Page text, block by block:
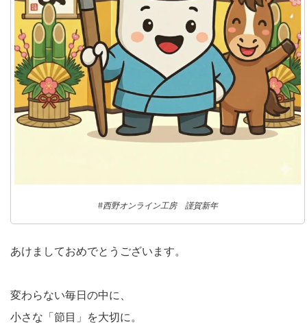
#西野オンライン工房 謹賀新年
あけましておめでとうございます。
変わらない毎日の中に、
小さな「節目」を大切に。